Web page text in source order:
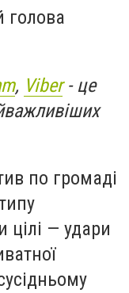
голова
, Viber- це
по громаді
цілі — удари